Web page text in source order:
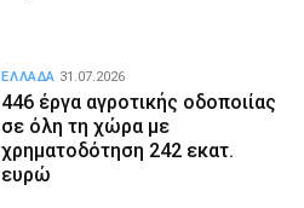
446 έργα αγροτικής οδοποιίας
σε όλη τη χώρα με
χρηματοδότηση 242 εκατ.
ευρώ
ΕΛΛΑΔΑ 31.07.2026